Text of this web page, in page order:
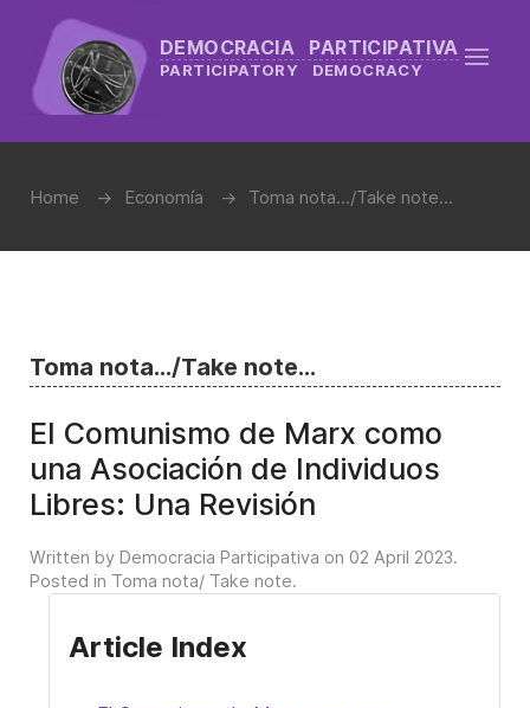
DEMOCRACIA PARTICIPATIVA
PARTICIPATORY DEMOCRACY
Home Economía Toma nota.../Take note...
Toma nota.../Take note...
El Comunismo de Marx como
una Asociación de Individuos
Libres: Una Revisión
Written by Democracia Participativa on 02 April 2023.
Posted in Toma nota/ Take note.
Article Index